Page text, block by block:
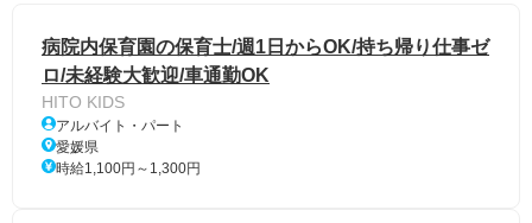
病院内保育園の保育士/週1日からOK/持ち帰り仕事ゼ
ロ/未経験大歓迎/車通勤OK
HITO KIDS
アルバイト・パート
愛媛県
時給1,100円～1,300円